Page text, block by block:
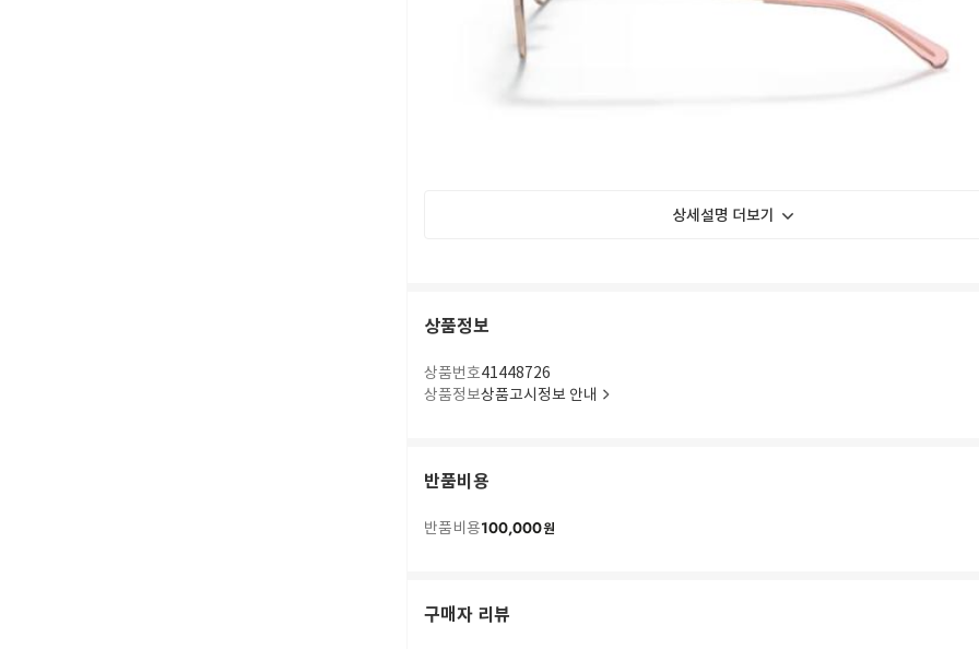
상세설명 더보기
상품정보
상품번호41448726
상품정보상품고시정보 안내
반품비용
반품비용100,000원
구매자 리뷰